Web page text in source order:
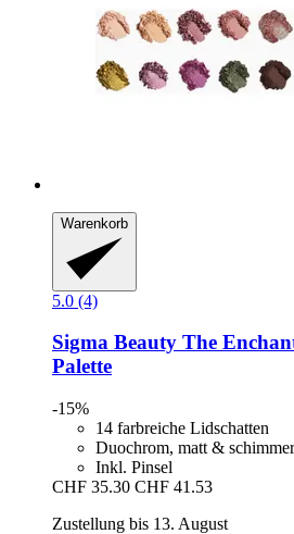
Warenkorb
5.0 (4)
Sigma Beauty The
Palette
-15%
14 farbreiche Lidschatten
Duochrom, matt &
Inkl. Pinsel
CHF 35.30 CHF 41.53
Zustellung bis 13. August